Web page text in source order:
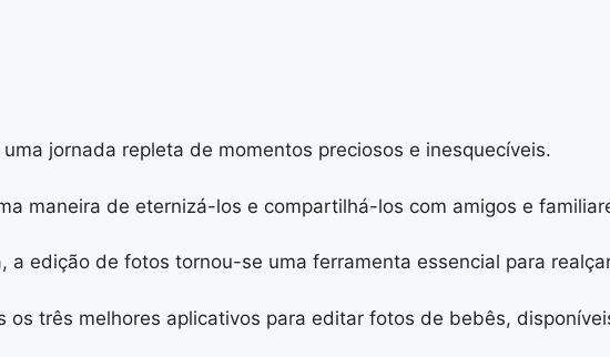
jornada repleta de momentos preciosos e inesquecíveis.
maneira de eternizá-los e compartilhá-los com amigos e
a edição de fotos tornou-se uma ferramenta essencial para
os três melhores aplicativos para editar fotos de bebês,